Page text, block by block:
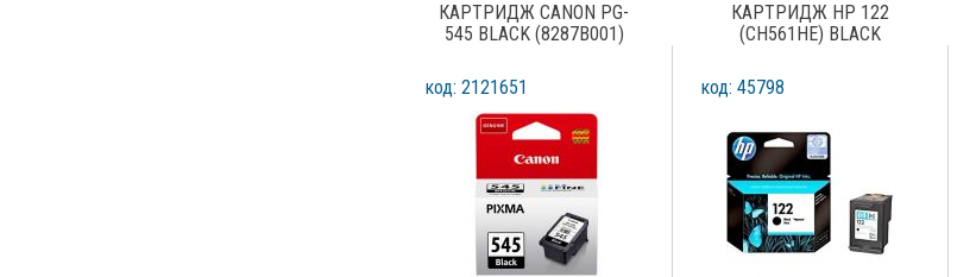
КАРТРИДЖ CANON PG-
545 BLACK (8287B001)
код: 2121651
КАРТРИДЖ HP 122
(CH561HE) BLACK
код: 45798